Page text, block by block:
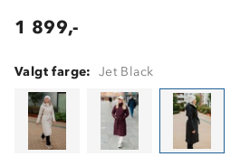
1 899,-
Valgt farge: Jet Black